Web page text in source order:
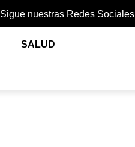
Sigue nuestras Redes Sociales
SALUD